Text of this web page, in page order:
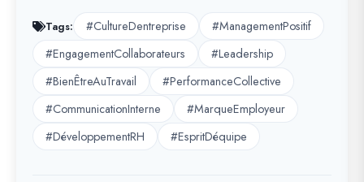
Tags: #CultureDentreprise
#ManagementPositif
#EngagementCollaborateurs
#Leadership
#BienÊtreAuTravail
#PerformanceCollective
#CommunicationInterne
#MarqueEmployeur
#DéveloppementRH
#EspritDéquipe